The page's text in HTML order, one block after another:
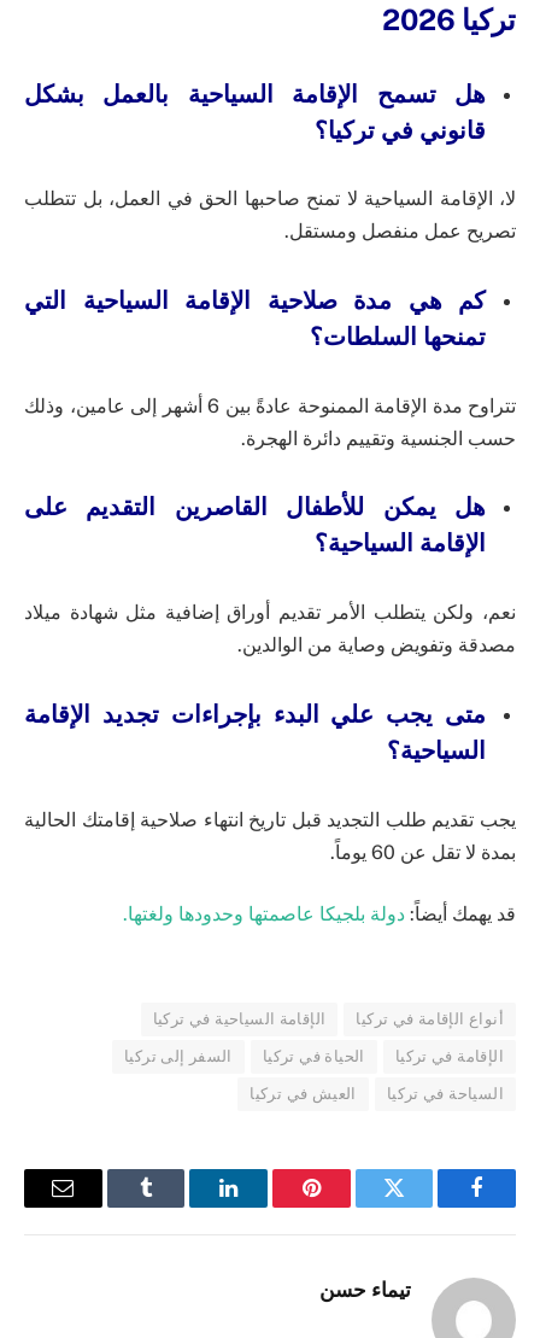
تركيا 2026
هل تسمح الإقامة السياحية بالعمل بشكل
قانوني في تركيا؟
لا، الإقامة السياحية لا تمنح صاحبها الحق في العمل، بل تتطلب
تصريح عمل منفصل ومستقل.
كم هي مدة صلاحية الإقامة السياحية التي
تمنحها السلطات؟
تتراوح مدة الإقامة الممنوحة عادةً بين 6 أشهر إلى عامين، وذلك
حسب الجنسية وتقييم دائرة الهجرة.
هل يمكن للأطفال القاصرين التقديم على
الإقامة السياحية؟
نعم، ولكن يتطلب الأمر تقديم أوراق إضافية مثل شهادة ميلاد
مصدقة وتفويض وصاية من الوالدين.
متى يجب علي البدء بإجراءات تجديد الإقامة
السياحية؟
يجب تقديم طلب التجديد قبل تاريخ انتهاء صلاحية إقامتك الحالية
بمدة لا تقل عن 60 يوماً.
قد يهمك أيضاً: دولة بلجيكا عاصمتها وحدودها ولغتها.
أنواع الإقامة في تركيا الإقامة السياحية في تركيا
الإقامة في تركيا الحياة في تركيا السفر إلى تركيا
السياحة في تركيا العيش في تركيا
فيسبوك تويتر بينتيريستلينكدإن Tumblr
البريد
تيماء حسن